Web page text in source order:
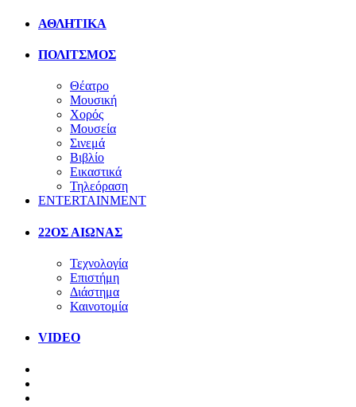
ΑΘΛΗΤΙΚΑ
ΠΟΛΙΤΣΜΟΣ
Θέατρο
Μουσική
Χορός
Μουσεία
Σινεμά
Βιβλίο
Εικαστικά
Τηλεόραση
ENTERTAINMENT
22ΟΣ ΑΙΩΝΑΣ
Τεχνολογία
Επιστήμη
Διάστημα
Καινοτομία
VIDEO